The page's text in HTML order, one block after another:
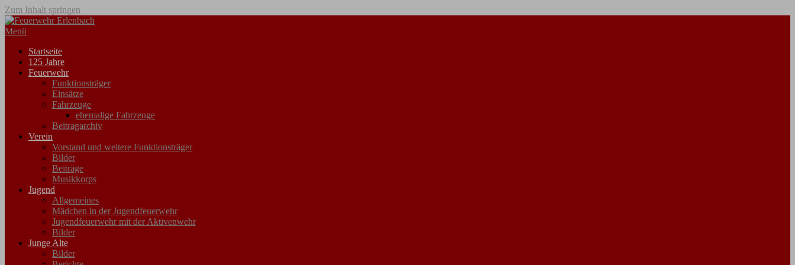
Zum Inhalt springen
Menü
Startseite
125 Jahre
Feuerwehr
Funktionsträger
Einsätze
Fahrzeuge
ehemalige Fahrzeuge
Beitragarchiv
Verein
Vorstand und weitere Funktionsträger
Bilder
Beiträge
Musikkorps
Jugend
Allgemeines
Mädchen in der Jugendfeuerwehr
Jugendfeuerwehr mit der Aktivenwehr
Bilder
Junge Alte
Bilder